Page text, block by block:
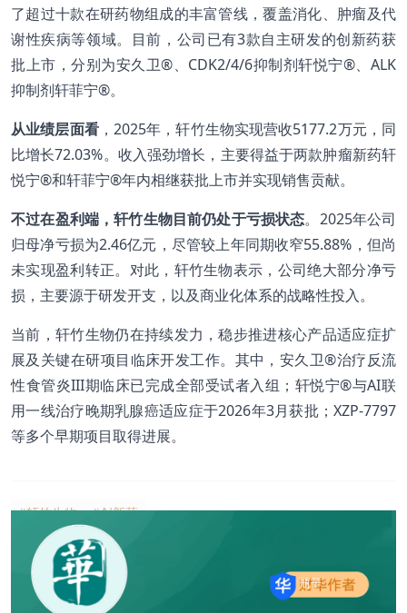
了超过十款在研药物组成的丰富管线，覆盖消化、肿瘤及代
谢性疾病等领域。目前，公司已有3款自主研发的创新药获
批上市，分别为安久卫®、CDK2/4/6抑制剂轩悦宁®、ALK
抑制剂轩菲宁®。
从业绩层面看，2025年，轩竹生物实现营收5177.2万元，同
比增长72.03%。收入强劲增长，主要得益于两款肿瘤新药轩
悦宁®和轩菲宁®年内相继获批上市并实现销售贡献。
不过在盈利端，轩竹生物目前仍处于亏损状态。2025年公司
归母净亏损为2.46亿元，尽管较上年同期收窄55.88%，但尚
未实现盈利转正。对此，轩竹生物表示，公司绝大部分净亏
损，主要源于研发开支，以及商业化体系的战略性投入。
当前，轩竹生物仍在持续发力，稳步推进核心产品适应症扩
展及关键在研项目临床开发工作。其中，安久卫®治疗反流
性食管炎III期临床已完成全部受试者入组；轩悦宁®与AI联
用一线治疗晚期乳腺癌适应症于2026年3月获批；XZP-7797
等多个早期项目取得进展。
#轩竹生物 #创新药
瓶子